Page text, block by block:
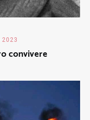
2023
convivere